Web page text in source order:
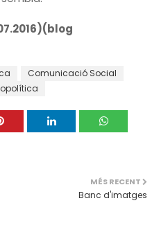
Comunicació Social
MÉS RECENT
Banc d'imatges